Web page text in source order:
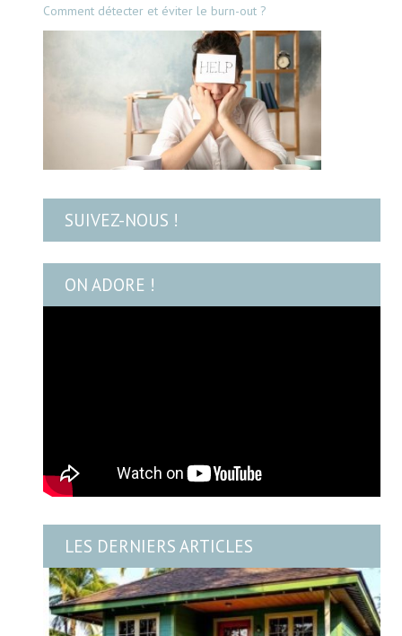
Comment détecter et éviter le burn-out ?
SUIVEZ-NOUS !
ON ADORE !
LES DERNIERS ARTICLES